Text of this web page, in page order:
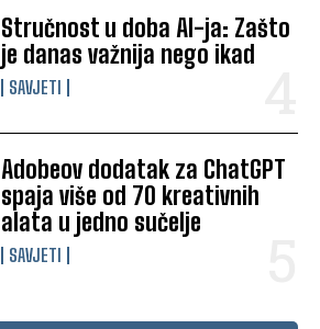
Stručnost u doba AI-ja: Zašto
je danas važnija nego ikad
SAVJETI
Adobeov dodatak za ChatGPT
spaja više od 70 kreativnih
alata u jedno sučelje
SAVJETI